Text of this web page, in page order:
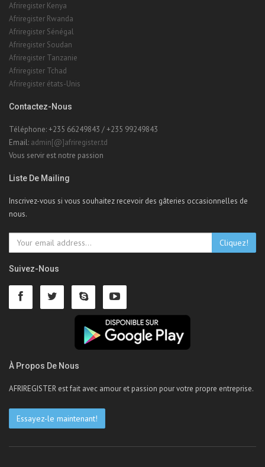
Afriregister Kenya
Afriregister Rwanda
Afriregister Sénégal
Afriregister Soudan
Afriregister Tanzanie
Afriregister Tchad
Afriregister états-Unis
Contactez-Nous
Téléphone: +235 66249843 / +235 99249843
Email: admin[@]afriregister.td
Vous servir est notre passion
Liste De Mailing
Inscrivez-vous si vous souhaitez recevoir des gâteries occasionnelles de
nous.
Cliquez!
Suivez-Nous
À Propos De Nous
AFRIREGISTER est fait avec amour et passion pour votre propre entreprise.
Essayez-le maintenant!